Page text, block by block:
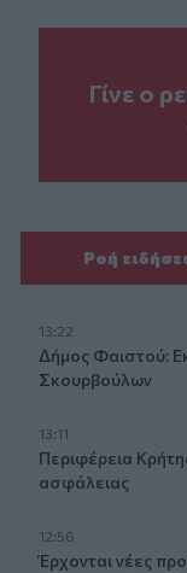
Γίνε ο
Ροή
13:22
Δήμος Φαιστού:
Σκουρβούλων
13:11
Περιφέρεια
ασφάλειας
12:56
Έρχονται νέες